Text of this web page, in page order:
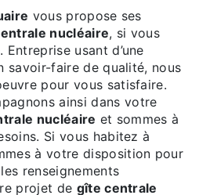
vous propose ses
nucléaire, si vous
. Entreprise usant d’une
savoir-faire de qualité, nous
pour vous satisfaire.
ainsi dans votre
nucléaire et sommes à
Si vous habitez à
à votre disposition pour
renseignements
projet de gîte centrale